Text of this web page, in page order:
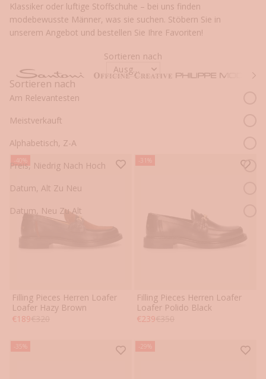
Klassiker oder luftige Stoffschuhe – bei uns finden
modebewusste Männer, was sie suchen. Stöbern Sie in
unserem Angebot und bestellen Sie Ihre Favoriten!
Sortieren nach
Ausgewählt
Sortieren nach
Am Relevantesten
Meistverkauft
Alphabetisch, Z-A
Preis, Niedrig Nach Hoch
Datum, Alt Zu Neu
Datum, Neu Zu Alt
-40%
41 42
46
Filling Pieces Herren Loafer
Loafer Hazy Brown
Angebot
€189Regulärer Preis
€320
-31%
41 42
46
Filling Pieces Herren Loafer
Loafer Polido Black
Angebot
€239Regulärer Preis
€350
-35% -29%